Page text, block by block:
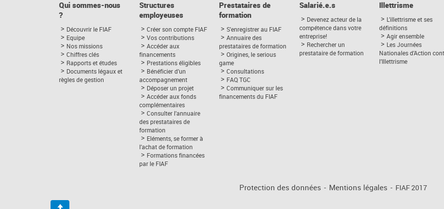
Qui sommes-nous
?
Découvrir le FIAF
Equipe
Nos missions
Chiffres clés
Rapports et études
Documents légaux et
règles de gestion
Structures
employeuses
Créer son compte FIAF
Vos contributions
Accéder aux
financements
Prestations éligibles
Bénéficier d’un
accompagnement
Déposer un projet
Accéder aux fonds
complémentaires
Consulter l’annuaire
des prestataires de
formation
Eléments, se former à
l’achat de formation
Formations financées
par le FIAF
Prestataires de
formation
S'enregistrer au FIAF
Annuaire des
prestataires de formation
Origines, le serious
game
Consultations
FAQ TGC
Communiquer sur les
financements du FIAF
Salarié.e.s
Devenez acteur de la
compétence dans votre
entreprise!
Rechercher un
prestataire de formation
Illettrisme
L’illettrisme et ses
définitions
Agir ensemble
Les Journées
Nationales d’Action
l’Illettrisme
Protection des données - Mentions légales - FIAF 2017